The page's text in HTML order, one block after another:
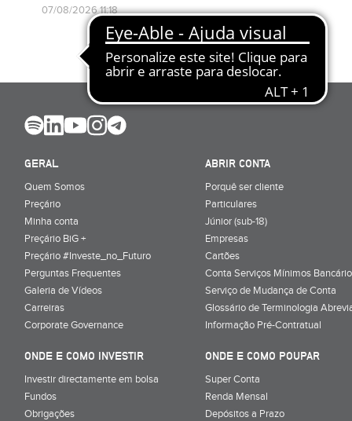
07/08/2026 11:18
GERAL
Quem Somos
Preçário
Minha conta
Preçário BiG +
Preçário #Investe_no_Futuro
Perguntas Frequentes
Galeria de Vídeos
Carreiras
Corporate Governance
ABRIR CONTA
Porquê ser cliente
Particulares
Júnior (sub-18)
Empresas
Cartões
Conta Serviços Mínimos
Serviço de Mudança de Conta
Glossário de Terminologia
Informação Pré-Contratual
ONDE E COMO INVESTIR
Investir directamente em bolsa
Fundos
Obrigações
ONDE E COMO POUPAR
Super Conta
Renda Mensal
Depósitos a Prazo